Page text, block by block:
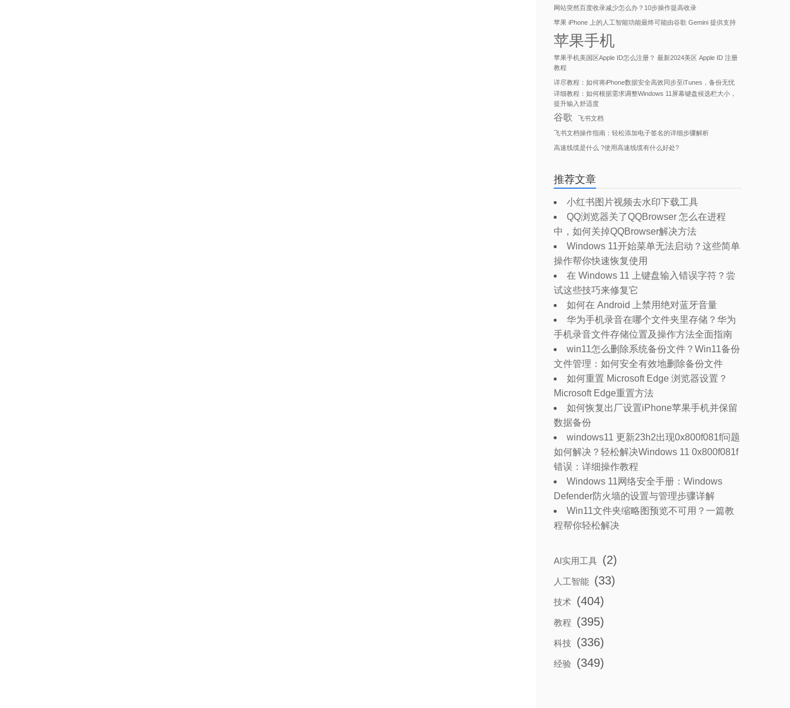
网站突然百度收录减少怎么办？10步操作提高收录
苹果 iPhone 上的人工智能功能最终可能由谷歌 Gemini 提供支持
苹果手机
苹果手机美国区Apple ID怎么注册？ 最新2024美区 Apple ID 注册
教程
详尽教程：如何将iPhone数据安全高效同步至iTunes，备份无忧
详细教程：如何根据需求调整Windows 11屏幕键盘候选栏大小，
提升输入舒适度
谷歌 飞书文档
飞书文档操作指南：轻松添加电子签名的详细步骤解析
高速线缆是什么 ?使用高速线缆有什么好处?
推荐文章
小红书图片视频去水印下载工具
QQ浏览器关了QQBrowser 怎么在进程
中，如何关掉QQBrowser解决方法
Windows 11开始菜单无法启动？这些简单
操作帮你快速恢复使用
在 Windows 11 上键盘输入错误字符？尝
试这些技巧来修复它
如何在 Android 上禁用绝对蓝牙音量
华为手机录音在哪个文件夹里存储？华为
手机录音文件存储位置及操作方法全面指南
win11怎么删除系统备份文件？Win11备份
文件管理：如何安全有效地删除备份文件
如何重置 Microsoft Edge 浏览器设置？
Microsoft Edge重置方法
如何恢复出厂设置iPhone苹果手机并保留
数据备份
windows11 更新23h2出现0x800f081f问题
如何解决？轻松解决Windows 11 0x800f081f
错误：详细操作教程
Windows 11网络安全手册：Windows
Defender防火墙的设置与管理步骤详解
Win11文件夹缩略图预览不可用？一篇教
程帮你轻松解决
AI实用工具 (2)
人工智能 (33)
技术 (404)
教程 (395)
科技 (336)
经验 (349)